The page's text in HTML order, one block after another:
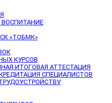
«ТОБМК»
КУРСОВ
ИТОГОВАЯ АТТЕСТАЦИЯ
СПЕЦИАЛИСТОВ